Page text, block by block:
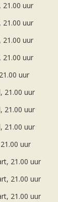
21.00 uur
21.00 uur
21.00 uur
21.00 uur
uur
21.00 uur
21.00 uur
21.00 uur
uur
21.00 uur
21.00 uur
21.00 uur